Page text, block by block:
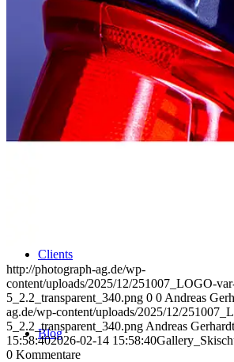
Sports
Uniques
Clients
Blog
http://photograph-ag.de/wp-
content/uploads/2025/12/251007_LOGO-
5_2.2_transparent_340.png 0 0 Andreas
ag.de/wp-content/uploads/2025/12/
5_2.2_transparent_340.png Andreas Gerhardt
15:58:402026-02-14 15:58:40
0 Kommentare